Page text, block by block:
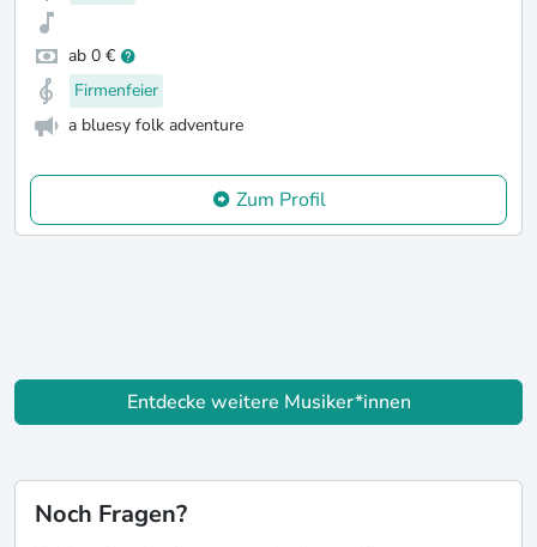
ab 0 €
Firmenfeier
a bluesy folk adventure
Zum Profil
Entdecke weitere Musiker*innen
Noch Fragen?